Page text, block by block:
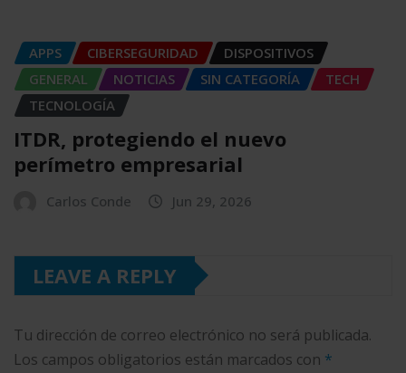
APPS CIBERSEGURIDAD
DISPOSITIVOS
GENERAL
NOTICIAS SIN CATEGORÍA
TECH
TECNOLOGÍA
ITDR, protegiendo el nuevo
perímetro empresarial
Carlos Conde Jun 29, 2026
LEAVE A REPLY
Tu dirección de correo electrónico no será publicada.
Los campos obligatorios están marcados con *